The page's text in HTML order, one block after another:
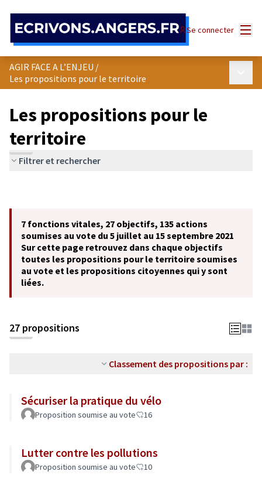
Se connecter
AGIR FACE A L’ENJEU /
Les propositions pour le territoire
Les propositions pour le
territoire
Filtrer et rechercher
7 fonctions vitales, 27 objectifs, 135 actions
soumises au vote du 5 juillet au 15 septembre 2021
Sur cette page retrouvez dans chaque objectifs
toutes les propositions pour le territoire soumises
au vote et les propositions citoyennes qui y sont
liées.
27 propositions
Classement des propositions par :
Sécuriser la pratique du vélo
Proposition soumise au vote 16
Lutter contre les pollutions
Proposition soumise au vote 10